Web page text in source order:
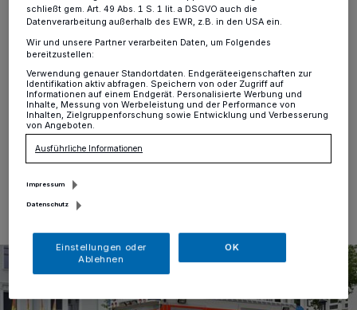
Krefeld·Die Feuerwehr wurde am heutigen
Freitagvormittag gegen 11:25 Uhr zu einem Brand im
Krefelder Rathaus informiert. Durch die Leitstelle der
Feuerwehr wurden umgehend beide Wachen der
Berufsfeuerwehr und der Rettungsdienst alarmiert.
schließt gem. Art. 49 Abs. 1 S. 1 lit. a DSGVO auch die
Datenverarbeitung außerhalb des EWR, z.B. in den USA ein.
Wir und unsere Partner verarbeiten Daten, um Folgendes
bereitzustellen:
Verwendung genauer Standortdaten. Endgeräteeigenschaften zur
Identifikation aktiv abfragen. Speichern von oder Zugriff auf
Informationen auf einem Endgerät. Personalisierte Werbung und
Inhalte, Messung von Werbeleistung und der Performance von
Inhalten, Zielgruppenforschung sowie Entwicklung und Verbesserung
von Angeboten.
Ausführliche Informationen
Impressum
Datenschutz
Einstellungen oder
Ablehnen
OK